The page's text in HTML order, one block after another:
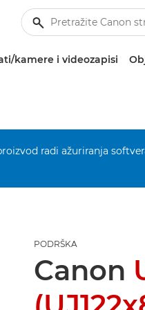
kamere i videozapisi
radi ažuriranja
PODRŠKA
Canon